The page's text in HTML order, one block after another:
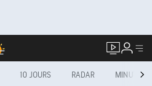
10 JOURS RADAR